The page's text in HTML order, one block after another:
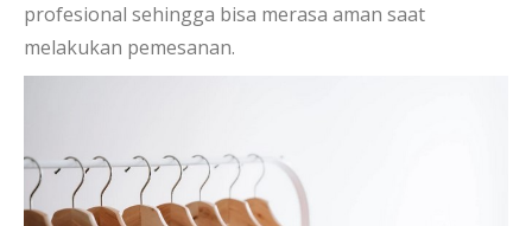
profesional sehingga bisa merasa aman saat
melakukan pemesanan.